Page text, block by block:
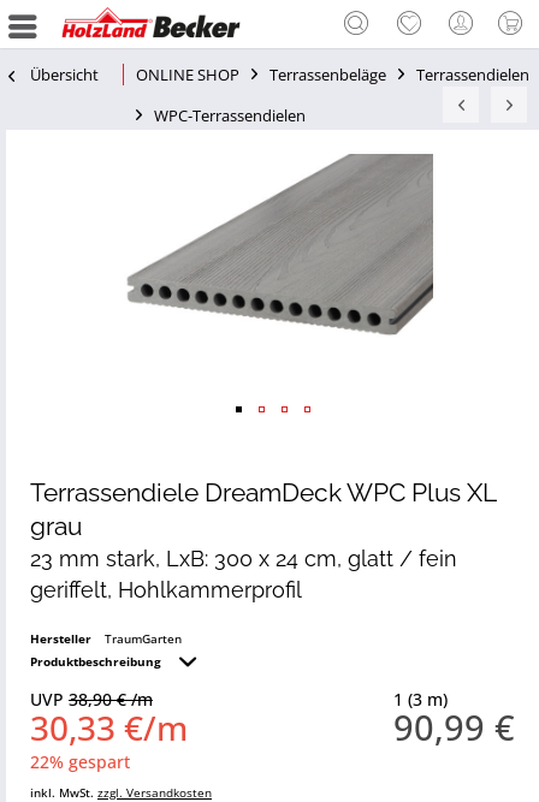
Übersicht ONLINE SHOP Terrassenbeläge
Terrassendielen
WPC-Terrassendielen
Terrassendiele DreamDeck WPC Plus XL
grau
23 mm stark, LxB: 300 x 24 cm, glatt / fein
geriffelt, Hohlkammerprofil
Hersteller
TraumGarten
Produktbeschreibung
1 (3 m)
90,99 €
UVP 38,90 € /m
30,33 €/m
22% gespart
inkl. MwSt. zzgl. Versandkosten